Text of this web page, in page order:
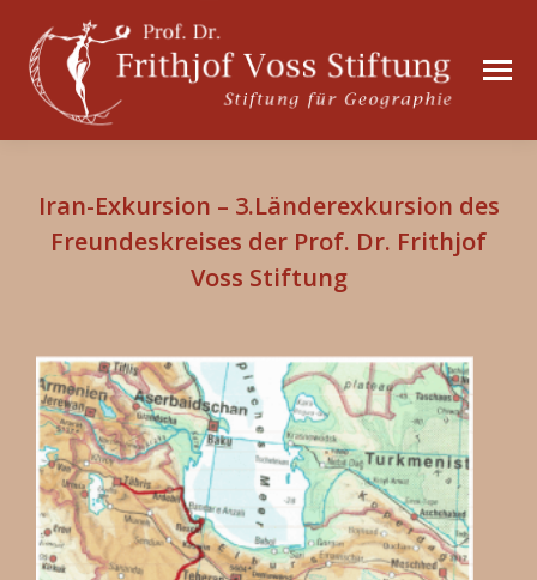
Iran-Exkursion – 3.Länderexkursion des
Freundeskreises der Prof. Dr. Frithjof
Voss Stiftung